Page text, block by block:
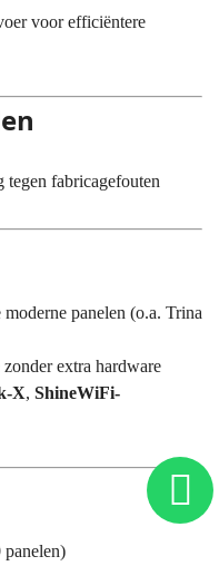
voor efficiëntere
tegen fabricagefouten
panelen (o.a. Trina
extra hardware
X, ShineWiFi-